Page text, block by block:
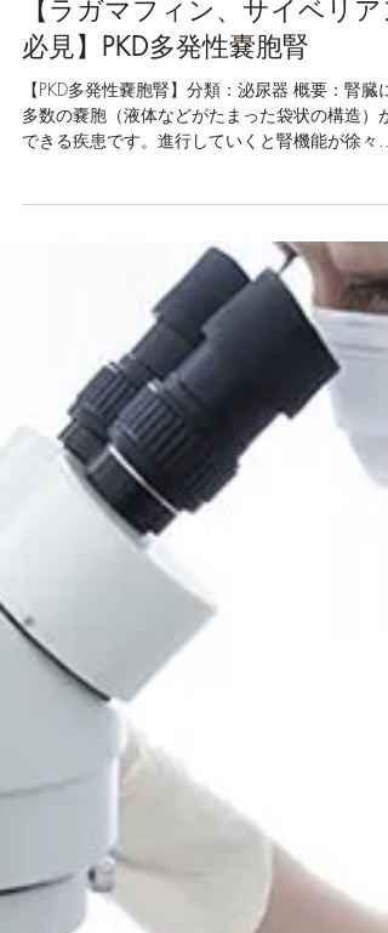
【ラガマフィン、サイベリア
必見】PKD多発性嚢胞腎
【PKD多発性嚢胞腎】分類：泌尿器 概要：腎臓に
多数の嚢胞（液体などがたまった袋状の構造）が
できる疾患です。進行していくと腎機能が徐々に
低下していく遺伝性の病気です。ペルシャ猫や、
ペルシャ猫と血縁関係のある猫に多くみられま
す。多くは3歳以上で発症します。原因としては